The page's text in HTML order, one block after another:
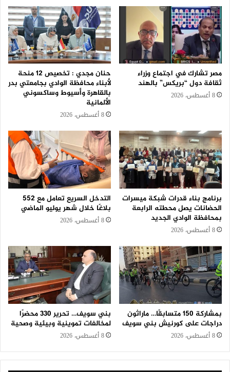
مصر تشارك في اجتماع وزراء
ثقافة دول “بريكس” بالهند
8 أغسطس، 2026
حنان مجدي : تخصيص 12 منحة
لأبناء محافظة الوادي بجامعتي بدر
بالقاهرة وأسيوط وساكسوني
الألمانية
8 أغسطس، 2026
برنامج بناء قدرات شبكة ميسرات
الحضانات يصل محطته الرابعة
بمحافظة الوادي الجديد
8 أغسطس، 2026
التدخل السريع تعامل مع 552
بلاغًا خلال شهر يوليو الماضي
8 أغسطس، 2026
بمشاركة 150 متسابقًا… ماراثون
دراجات على كورنيش بني سويف
8 أغسطس، 2026
بني سويف… تحرير 330 محضرًا
لمخالفات تموينية وبيئية وصحية
8 أغسطس، 2026